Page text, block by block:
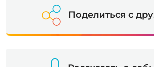
Поделиться с